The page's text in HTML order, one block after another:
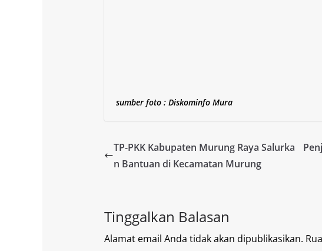
sumber foto : Diskominfo Mura
TP-PKK Kabupaten Murung Raya Salurka
n Bantuan di Kecamatan Murung
Tinggalkan Balasan
Alamat email Anda tidak akan dipublikasikan.